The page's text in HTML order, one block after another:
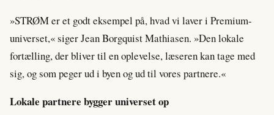
»STRØM er et godt eksempel på, hvad vi laver i Premium-
universet,« siger Jean Borgquist Mathiasen. »Den lokale
fortælling, der bliver til en oplevelse, læseren kan tage med
sig, og som peger ud i byen og ud til vores partnere.«
Lokale partnere bygger universet op